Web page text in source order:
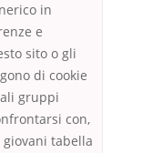
in
e
sito o gli
di cookie
gruppi
con,
giovani tabella